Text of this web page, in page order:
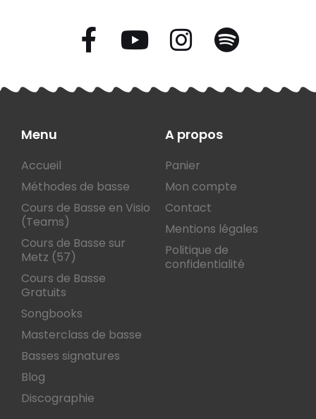
Menu
Accueil
Méthodes de basse
Cours de Basse en Visio
(Teams)
Cours de Basse sur
Metz (57)
Cours de Basse
Gratuits
Songbooks
Masterclass de basse
Basses signatures
Blog
Discographie
A propos
Panier
Mon compte
Contact
Mentions légales
Politique de
confidentialité